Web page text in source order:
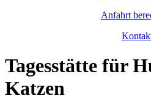
Anfahrt
Tagesstätte für
Katzen